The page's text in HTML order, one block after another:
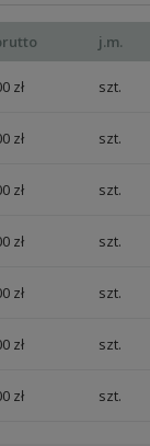
j.m.
zł szt.
zł szt.
zł szt.
zł szt.
zł szt.
zł szt.
zł szt.